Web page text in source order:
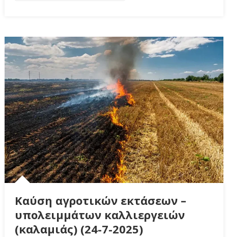
Καύση αγροτικών εκτάσεων –
υπολειμμάτων καλλιεργειών
(καλαμιάς) (24-7-2025)